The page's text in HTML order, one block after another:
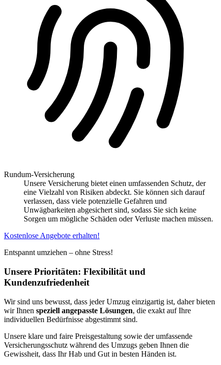
Rundum-Versicherung
Unsere Versicherung bietet einen umfassenden Schutz, der
eine Vielzahl von Risiken abdeckt. Sie können sich darauf
verlassen, dass viele potenzielle Gefahren und
Unwägbarkeiten abgesichert sind, sodass Sie sich keine
Sorgen um mögliche Schäden oder Verluste machen müssen.
Kostenlose Angebote erhalten!
Entspannt umziehen – ohne Stress!
Unsere Prioritäten: Flexibilität und
Kundenzufriedenheit
Wir sind uns bewusst, dass jeder Umzug einzigartig ist, daher bieten
wir Ihnen speziell angepasste Lösungen, die exakt auf Ihre
individuellen Bedürfnisse abgestimmt sind.
Unsere klare und faire Preisgestaltung sowie der umfassende
Versicherungsschutz während des Umzugs geben Ihnen die
Gewissheit, dass Ihr Hab und Gut in besten Händen ist.